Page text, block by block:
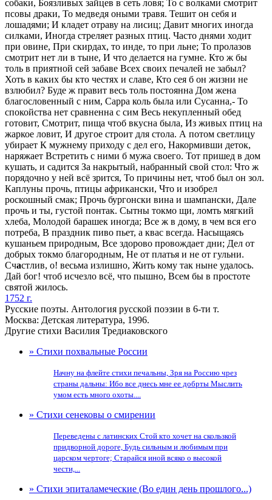
собаки, Боязливых зайцев в сеть ловя; То с волками смотрит
псовы драки, То медведя оными травя. Тешит он себя и
лошадями; И кладет отраву на лисиц; Давит многих иногда
силками, Иногда стреляет разных птиц. Часто днями ходит
при овине, При скирдах, то инде, то при льне; То пролазов
смотрит нет ли в тыне, И что делается на гумне. Кто ж бы
толь в приятной сей забаве Всех своих печалей не забыл?
Хоть в каких бы кто честях и славе, Кто сея б он жизни не
взлюбил? Буде ж правит весь толь постоянна Дом жена
благословенный с ним, Сарра коль была или Сусанна,- То
спокойства нет сравненна с сим Весь некупленный обед
готовит, Смотрит, пища чтоб вкусна была, Из живых птиц на
жаркое ловит, И другое строит для стола. А потом светлицу
убирает К мужнему приходу с дел его, Накормивши деток,
наряжает Встретить с ними б мужа своего. Тот пришед в дом
кушать, и садится За накрытый, набранный свой стол: Что ж
порядочно у ней всё зрится, То причины нет, чтоб был он зол.
Каплуны прочь, птицы африкански, Что и изобрел
роскошный смак; Прочь бургонски вина и шампански, Дале
прочь и ты, густой понтак. Сытны токмо щи, ломть мягкий
хлеба, Молодой барашек иногда; Все ж в дому, в чем вся его
потреба, В праздник пиво пьет, а квас всегда. Насыщаясь
кушаньем природным, Все здорово провождает дни; Дел от
добрых токмо благородным, Не от платья и не от гульни.
Счастлив, о! весьма излишно, Жить кому так ныне удалось.
Дай бог! чтоб исчезло всё, что пышно, Всем бы в простоте
святой жилось.
1752 г.
Русские поэты. Антология русской поэзии в 6-ти т.
Москва: Детская литература, 1996.
Другие стихи Василия Тредиаковского
» Стихи похвальные России
Начну на флейте стихи печальны, Зря на Россию чрез
страны дальны: Ибо все днесь мне ее добрты Мыслить
умом есть много охоты....
» Стихи сенековы о смирении
Переведены с латинских Стой кто хочет на скользкой
придворной дороге, Будь сильным и любимым при
царском чертоге; Старайся иной всяко о высокой
чести,...
» Стихи эпиталамеческие (Во един день прошлого...)